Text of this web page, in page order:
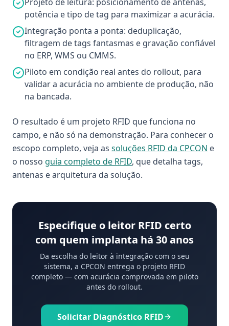
potência e tipo de tag para maximizar a acurácia.
Integração ponta a ponta: deduplicação,
filtragem de tags fantasmas e gravação confiável
no ERP, WMS ou CMMS.
Piloto em condição real antes do rollout, para
validar a acurácia no ambiente de produção, não
na bancada.
O resultado é um projeto RFID que funciona no
campo, e não só na demonstração. Para conhecer o
escopo completo, veja as soluções RFID da CPCON e
o nosso guia completo de RFID, que detalha tags,
antenas e arquitetura da solução.
Especifique o leitor RFID certo
com quem implanta há 30 anos
Da escolha do leitor à integração com o seu
sistema, a CPCON entrega o projeto RFID
completo — com acurácia comprovada em piloto
antes do rollout.
Solicitar Diagnóstico RFID